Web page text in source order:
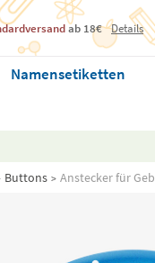
ab 18€ Details
Namensetiketten
Buttons Anstecker für